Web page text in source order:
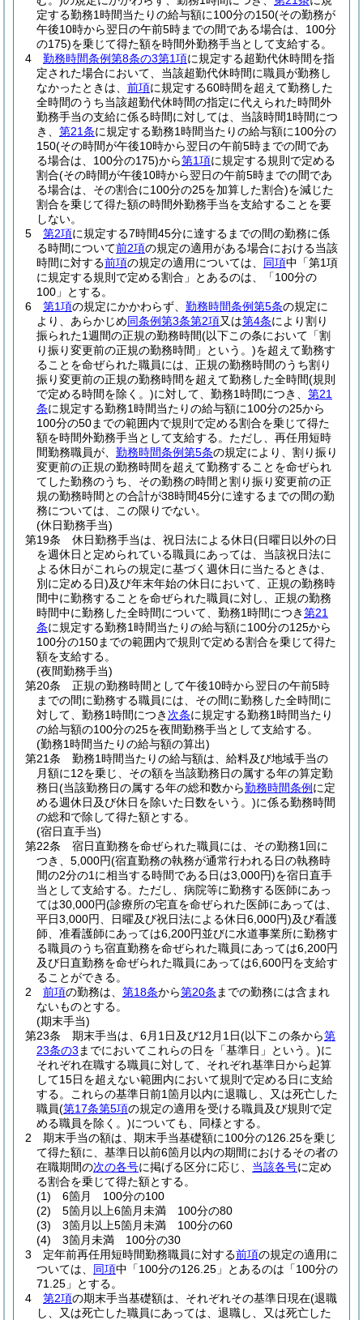
定する勤務1時間当たりの給与額に100分の150(その勤務が
午後10時から翌日の午前5時までの間である場合は、100分
の175)を乗じて得た額を時間外勤務手当として支給する。
4
勤務時間条例第8条の3第1項に規定する超勤代休時間を指
定された場合において、当該超勤代休時間に職員が勤務し
なかったときは、 前項に規定する60時間を超えて勤務した
全時間のうち当該超勤代休時間の指定に代えられた時間外
勤務手当の支給に係る時間に対しては、当該時間1時間につ
き、 第21条に規定する勤務1時間当たりの給与額に100分の
150(その時間が午後10時から翌日の午前5時までの間であ
る場合は、100分の175)から第1項に規定する規則で定める
割合(その時間が午後10時から翌日の午前5時までの間であ
る場合は、その割合に100分の25を加算した割合)を減じた
割合を乗じて得た額の時間外勤務手当を支給することを要
しない。
5
第2項に規定する7時間45分に達するまでの間の勤務に係
る時間について前2項の規定の適用がある場合における当該
時間に対する前項の規定の適用については、 同項中「第1項
に規定する規則で定める割合」とあるのは、「100分の
100」とする。
6
第1項の規定にかかわらず、 勤務時間条例第5条の規定に
より、あらかじめ同条例第3条第2項又は第4条により割り
振られた1週間の正規の勤務時間(以下この条において「割
り振り変更前の正規の勤務時間」という。)を超えて勤務す
ることを命ぜられた職員には、正規の勤務時間のうち割り
振り変更前の正規の勤務時間を超えて勤務した全時間(規則
で定める時間を除く。)に対して、勤務1時間につき、 第21
条に規定する勤務1時間当たりの給与額に100分の25から
100分の50までの範囲内で規則で定める割合を乗じて得た
額を時間外勤務手当として支給する。 ただし、再任用短時
間勤務職員が、 勤務時間条例第5条の規定により、割り振り
変更前の正規の勤務時間を超えて勤務することを命ぜられ
てした勤務のうち、その勤務の時間と割り振り変更前の正
規の勤務時間との合計が38時間45分に達するまでの間の勤
務については、この限りでない。
(休日勤務手当)
第19条
休日勤務手当は、祝日法による休日(日曜日以外の日
を週休日と定められている職員にあっては、当該祝日法に
よる休日がこれらの規定に基づく週休日に当たるときは、
別に定める日)及び年末年始の休日において、正規の勤務時
間中に勤務することを命ぜられた職員に対し、正規の勤務
時間中に勤務した全時間について、勤務1時間につき第21
条に規定する勤務1時間当たりの給与額に100分の125から
100分の150までの範囲内で規則で定める割合を乗じて得た
額を支給する。
(夜間勤務手当)
第20条
正規の勤務時間として午後10時から翌日の午前5時
までの間に勤務する職員には、その間に勤務した全時間に
対して、勤務1時間につき 次条に規定する勤務1時間当たり
の給与額の100分の25を夜間勤務手当として支給する。
(勤務1時間当たりの給与額の算出)
第21条
勤務1時間当たりの給与額は、給料及び地域手当の
月額に12を乗じ、その額を当該勤務日の属する年の算定勤
務日(当該勤務日の属する年の総和数から勤務時間条例 に定
める週休日及び休日を除いた日数をいう。)に係る勤務時間
の総和で除して得た額とする。
(宿日直手当)
第22条
宿日直勤務を命ぜられた職員には、その勤務1回に
つき、5,000円(宿直勤務の執務が通常行われる日の執務時
間の2分の1に相当する時間である日は3,000円)を宿日直手
当として支給する。 ただし、病院等に勤務する医師にあっ
ては30,000円(診療所の宅直を命ぜられた医師にあっては、
平日3,000円、日曜及び祝日法による休日6,000円)及び看護
師、准看護師にあっては6,200円並びに水道事業所に勤務す
る職員のうち宿直勤務を命ぜられた職員にあっては6,200円
及び日直勤務を命ぜられた職員にあっては6,600円を支給す
ることができる。
2
前項の勤務は、 第18条から第20条 までの勤務には含まれ
ないものとする。
(期末手当)
第23条
期末手当は、6月1日及び12月1日(以下この条から第
23条の3 までにおいてこれらの日を「基準日」という。)に
それぞれ在職する職員に対して、それぞれ基準日から起算
して15日を超えない範囲内において規則で定める日に支給
する。
これらの基準日前1箇月以内に退職し、又は死亡した
職員(第17条第5項の規定の適用を受ける職員及び規則で定
める職員を除く。)についても、同様とする。
2
期末手当の額は、期末手当基礎額に100分の126.25を乗じ
て得た額に、基準日以前6箇月以内の期間におけるその者の
在職期間の次の各号に掲げる区分に応じ、 当該各号に定め
る割合を乗じて得た額とする。
(1)
6箇月 100分の100
(2)
5箇月以上6箇月未満 100分の80
(3)
3箇月以上5箇月未満 100分の60
(4)
3箇月未満 100分の30
3
定年前再任用短時間勤務職員に対する前項の規定の適用に
ついては、 同項中「100分の126.25」とあるのは「100分の
71.25」とする。
4
第2項の期末手当基礎額は、それぞれその基準日現在(退職
し、又は死亡した職員にあっては、退職し、又は死亡した